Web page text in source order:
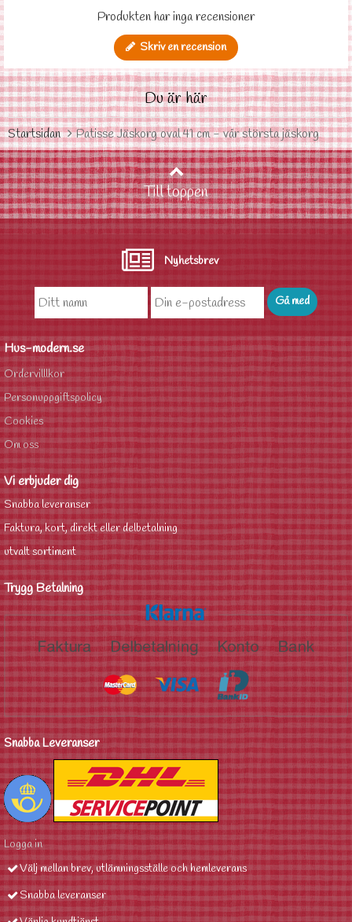
Produkten har inga recensioner
Skriv en recension
Du är här
Startsidan Patisse Jäskorg oval 41 cm - vår största jäskorg
Till toppen
Nyhetsbrev
Hus-modern.se
Ordervilllkor
Personuppgiftspolicy
Cookies
Om oss
Vi erbjuder dig
Snabba leveranser
Faktura, kort, direkt eller delbetalning
utvalt sortiment
Trygg Betalning
Snabba Leveranser
Logga in
Välj mellan brev, utlämningsställe och hemleverans
Snabba leveranser